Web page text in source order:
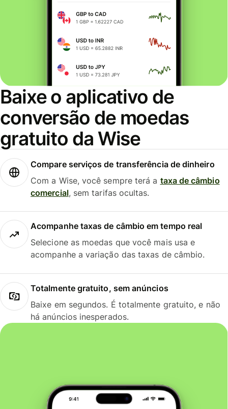
Baixe o aplicativo de
conversão de moedas
gratuito da Wise
Compare serviços de transferência de dinheiro
Com a Wise, você sempre terá a taxa de câmbio
comercial, sem tarifas ocultas.
Acompanhe taxas de câmbio em tempo real
Selecione as moedas que você mais usa e
acompanhe a variação das taxas de câmbio.
Totalmente gratuito, sem anúncios
Baixe em segundos. É totalmente gratuito, e não
há anúncios inesperados.